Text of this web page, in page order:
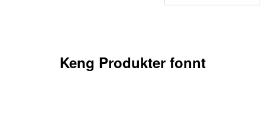
Keng Produkter fonnt